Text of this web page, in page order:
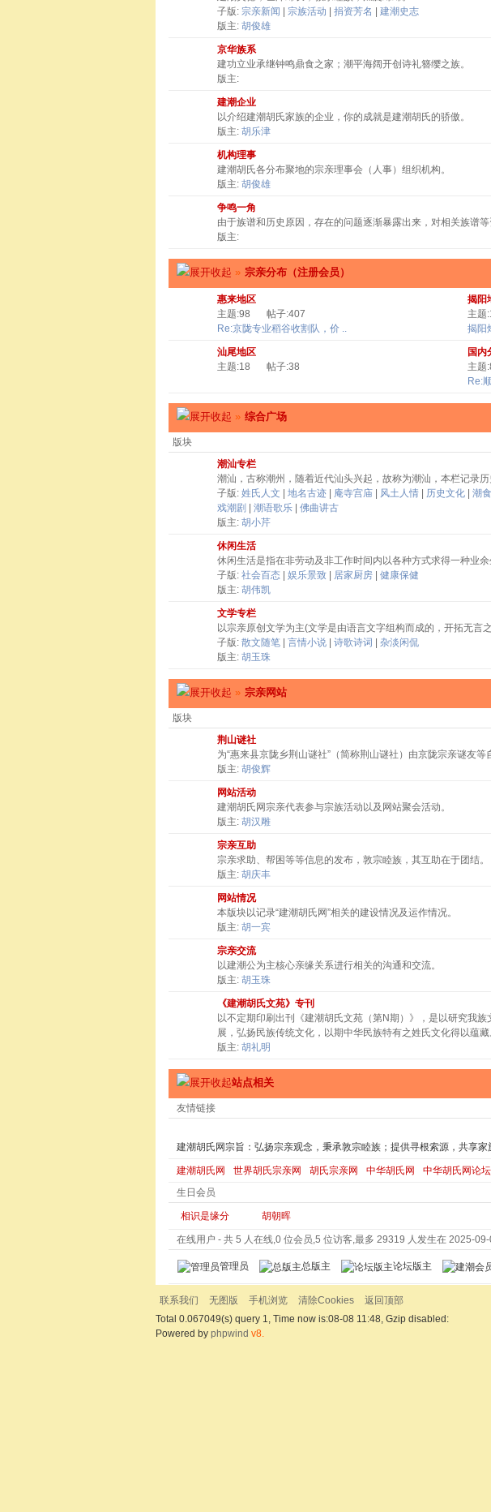
子版: 宗亲新闻 宗族活动 捐资芳名
建潮史志
版主: 胡俊雄
京华族系
建功立业承继钟鸣鼎食之家；潮平海阔开创诗礼簪缨之族。
版主:
建潮企业
以介绍建潮胡氏家族的企业，你的成就是建潮胡氏的骄傲。
版主: 胡乐津
机构理事
建潮胡氏各分布聚地的宗亲理事会（人事）组织机构。
版主: 胡俊雄
争鸣一角
由于族谱和历史原因，存在的问题逐渐暴露出来，对相关族谱等
版主:
» 宗亲分布（注册会员）
惠来地区
主题:98
帖子:407
Re:京陇专业稻谷收割队，价 ..
揭阳
主题
揭阳
汕尾地区
主题:18
帖子:38
国内
主题
Re:
» 综合广场
版块
潮汕专栏
潮汕，古称潮州，随着近代汕头兴起，故称为潮汕，本栏记录历
子版: 姓氏人文 地名古迹 庵寺宫庙 风土人情 历史文化 潮
戏潮剧
潮语歌乐
佛曲讲古
版主: 胡小芹
休闲生活
休闲生活是指在非劳动及非工作时间内以各种方式求得一种业余
子版: 社会百态 娱乐景致 居家厨房
健康保健
版主: 胡伟凯
文学专栏
以宗亲原创文学为主(文学是由语言文字组构而成的，开拓无言之
子版: 散文随笔 言情小说 诗歌诗词
杂淡闲侃
版主: 胡玉珠
» 宗亲网站
版块
荆山谜社
为“惠来县京陇乡荆山谜社”（简称荆山谜社）由京陇宗亲谜友等
版主: 胡俊辉
网站活动
建潮胡氏网宗亲代表参与宗族活动以及网站聚会活动。
版主: 胡汉雕
宗亲互助
宗亲求助、帮困等等信息的发布，敦宗睦族，其互助在于团结。
版主: 胡庆丰
网站情况
本版块以记录“建潮胡氏网”相关的建设情况及运作情况。
版主: 胡一宾
宗亲交流
以建潮公为主核心亲缘关系进行相关的沟通和交流。
版主: 胡玉珠
《建潮胡氏文苑》专刊
以不定期印刷出刊《建潮胡氏文苑（第N期）》，是以研究我
展，弘扬民族传统文化，以期中华民族特有之姓氏文化得以蕴藏
版主: 胡礼明
站点相关
友情链接
建潮胡氏网宗旨：弘扬宗亲观念，秉承敦宗睦族；提供寻根索源，共享家
建潮胡氏网 世界胡氏宗亲网 胡氏宗亲网 中华胡氏网 中华胡氏网论坛
生日会员
相识是缘分 胡朝晖
在线用户 - 共 5 人在线,0 位会员,5 位访客,最多 29319 人发生在 2025-
管理员 总版主 论坛版主
联系我们 无图版 手机浏览 清除Cookies
返回顶部
Total 0.067049(s) query 1, Time now is:08-08 11:48, Gzip disabled:
Powered by phpwind v8.